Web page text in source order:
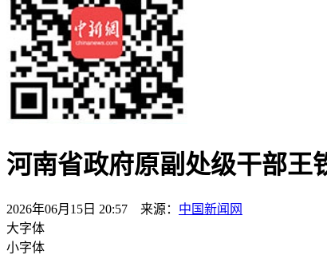
河南省政府原副处级干部王
2026年06月15日 20:57 来源： 中国新闻网
大字体
小字体